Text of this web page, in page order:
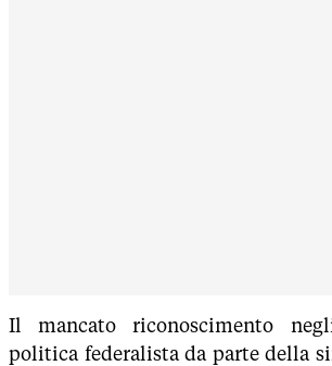
Il mancato riconoscimento
politica federalista da parte della